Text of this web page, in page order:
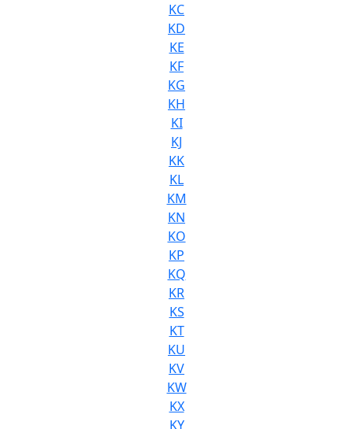
KC
KD
KE
KF
KG
KH
KI
KJ
KK
KL
KM
KN
KO
KP
KQ
KR
KS
KT
KU
KV
KW
KX
KY